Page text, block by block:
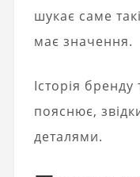
шукає саме
має значення.
Історія
пояснює,
деталями.